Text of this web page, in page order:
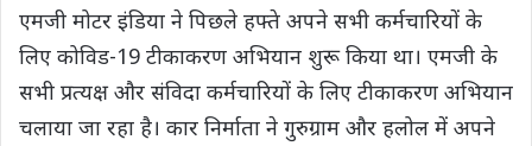
एमजी मोटर इंडिया ने पिछले हफ्ते अपने सभी कर्मचारियों के
लिए कोविड-19 टीकाकरण अभियान शुरू किया था। एमजी के
सभी प्रत्यक्ष और संविदा कर्मचारियों के लिए टीकाकरण अभियान
चलाया जा रहा है। कार निर्माता ने गुरुग्राम और हलोल में अपने